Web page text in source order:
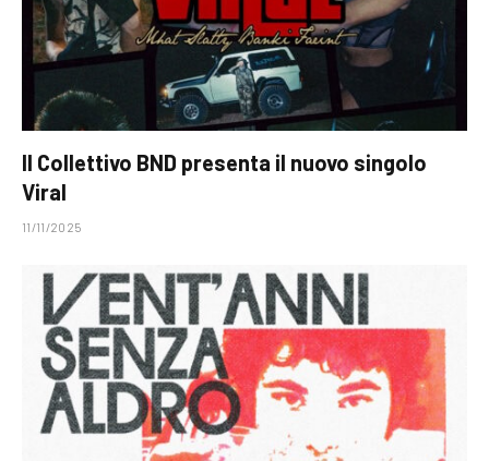
Il Collettivo BND presenta il nuovo singolo
Viral
11/11/2025